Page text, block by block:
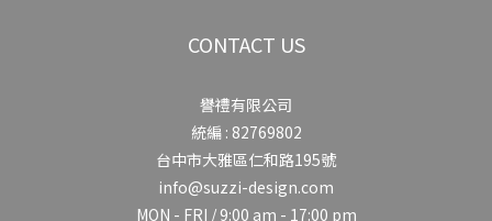
CONTACT US
譽禮有限公司
統編 : 82769802
台中市大雅區仁和路195號
info@suzzi-design.com
MON - FRI / 9:00 am - 17:00 pm